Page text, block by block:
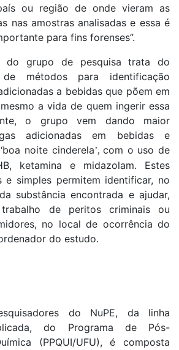
ou região de onde vieram as
nas amostras analisadas e essa é
para fins forenses”.
do grupo de pesquisa trata do
de métodos para identificação
a bebidas que põem em
a vida de quem ingerir essa
o grupo vem dando maior
adicionadas em bebidas e
noite cinderela’,com o uso de
ketamina e midazolam. Estes
e simples permitem identificar, no
substância encontrada e ajudar,
de peritos criminais ou
no local de ocorrência do
do estudo.
do NuPE, da linha
do Programa de Pós-
(PPQUI/UFU), é composta